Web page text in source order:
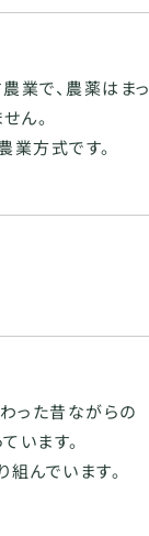
業で、農薬はまっ
ん。
業方式です。
った昔ながらの
います。
んでいます。